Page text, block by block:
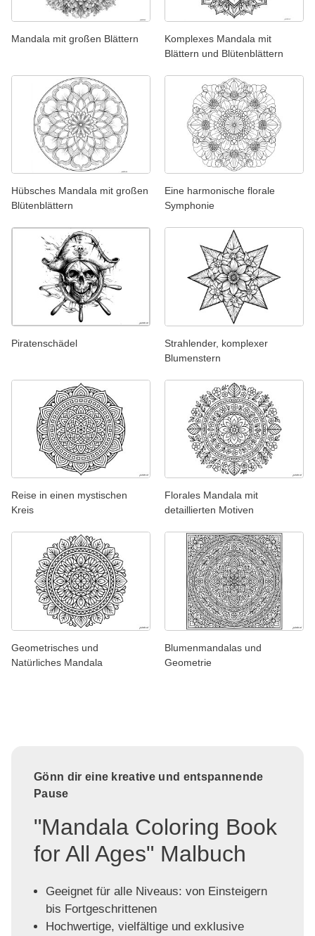
Mandala mit großen Blättern
Komplexes Mandala mit
Blättern und Blütenblättern
Hübsches Mandala mit großen
Blütenblättern
Eine harmonische florale
Symphonie
Piratenschädel
Strahlender, komplexer
Blumenstern
Reise in einen mystischen
Kreis
Florales Mandala mit
detaillierten Motiven
Geometrisches und
Natürliches Mandala
Blumenmandalas und
Geometrie
Gönn dir eine kreative und entspannende
Pause
"Mandala Coloring Book
for All Ages" Malbuch
Geeignet für alle Niveaus: von Einsteigern
bis Fortgeschrittenen
Hochwertige, vielfältige und exklusive